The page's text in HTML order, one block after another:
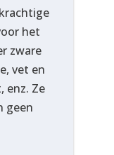
het
zware
vet en
enz. Ze
geen